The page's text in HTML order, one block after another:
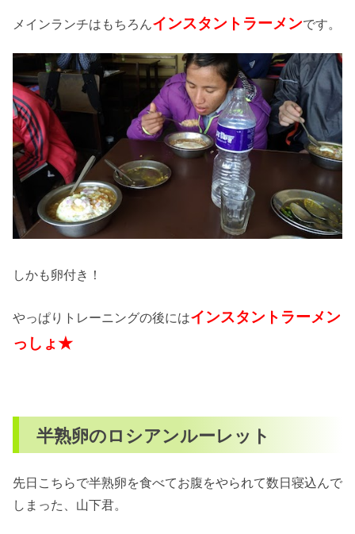
メインランチはもちろんインスタントラーメンです。
しかも卵付き！
やっぱりトレーニングの後にはインスタントラーメン
っしょ★
半熟卵のロシアンルーレット
先日こちらで半熟卵を食べてお腹をやられて数日寝込んで
しまった、山下君。